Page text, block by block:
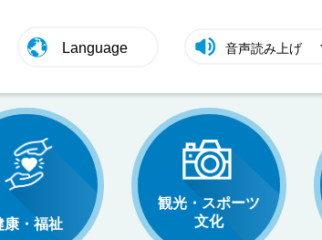
Language 音声読み上げ
康・福祉
観光・スポーツ
文化